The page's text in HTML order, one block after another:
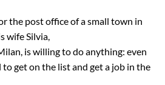
the post office of a small town in
wife Silvia,
is willing to do anything: even
get on the list and get a job in the